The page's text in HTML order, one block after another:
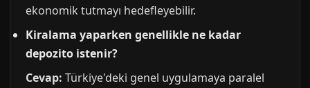
ekonomik tutmayı hedefleyebilir.
Kiralama yaparken genellikle ne kadar
depozito istenir?
Cevap: Türkiye'deki genel uygulamaya paralel